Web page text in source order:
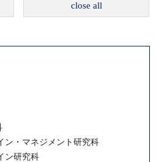
close all
ン・マネジメント研究科
ン研究科